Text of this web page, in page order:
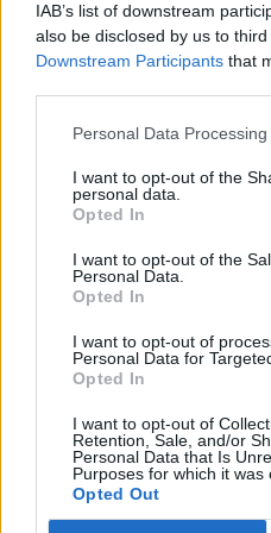
IAB’s list of downstream
also be disclosed by us to
Downstream Participants that
Personal Data
I want to opt-out of the
personal data.
Opted In
I want to opt-out of the
Personal Data.
Opted In
I want to opt-out of
Personal Data for
Opted In
I want to opt-out of
Retention, Sale, and/or
Personal Data that Is
Purposes for which it was
Opted Out
Όντας πολύ ενεργή στα
Ιωάννα.
«Σταματήστε
κορίτσι αυτό ότι